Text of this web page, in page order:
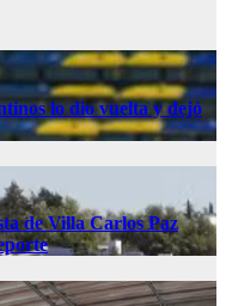
lo dio vuelta y dejó
de Villa Carlos Paz